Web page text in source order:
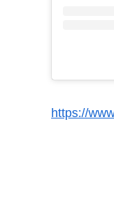
https://